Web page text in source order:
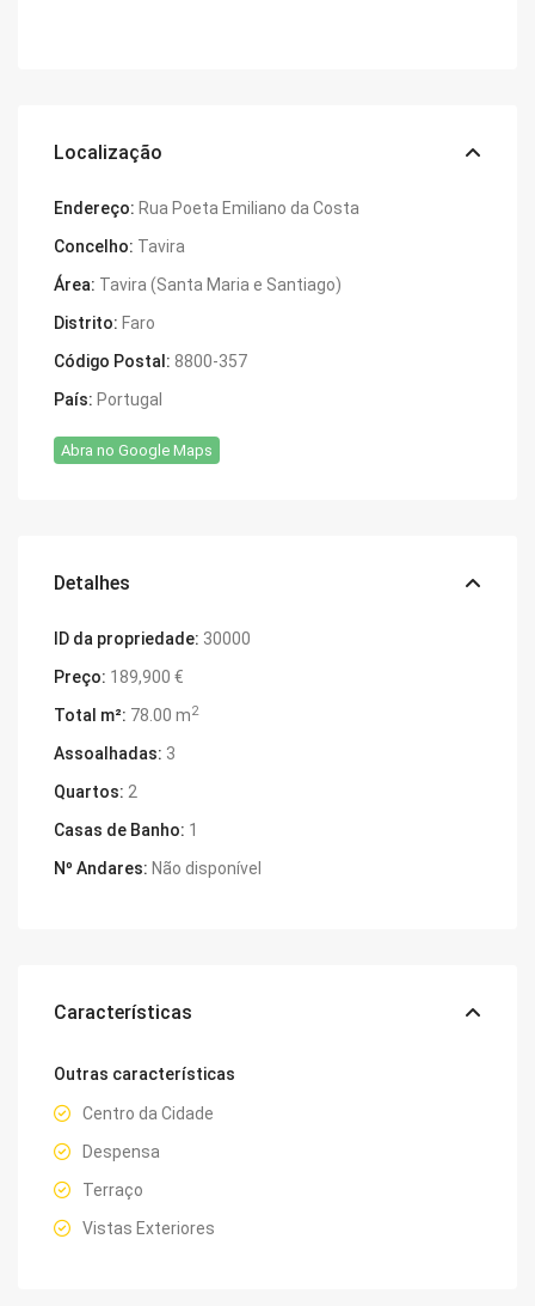
Localização
Endereço: Rua Poeta Emiliano da Costa
Concelho: Tavira
Área: Tavira (Santa Maria e Santiago)
Distrito: Faro
Código Postal: 8800-357
País: Portugal
Abra no Google Maps
Detalhes
ID da propriedade: 30000
Preço: 189,900 €
Total m²: 78.00 m2
Assoalhadas: 3
Quartos: 2
Casas de Banho: 1
Nº Andares: Não disponível
Características
Outras características
Centro da Cidade
Despensa
Terraço
Vistas Exteriores